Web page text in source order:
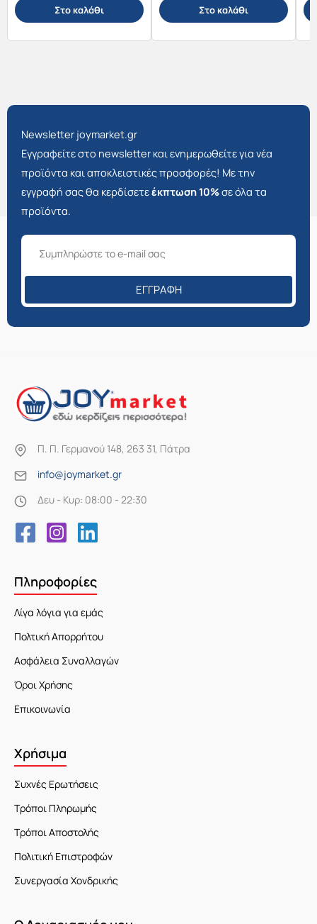
Στο καλάθι Στο καλάθι
Newsletter joymarket.gr
Εγγραφείτε στο newsletter και ενημερωθείτε για νέα
προϊόντα και αποκλειστικές προσφορές! Με την
εγγραφή σας θα κερδίσετεέκπτωση 10%σε όλα τα
προϊόντα.
ΕΓΓΡΑΦΉ
Π. Π. Γερμανού 148, 263 31, Πάτρα
info@joymarket.gr
Δευ - Κυρ: 08:00 - 22:30
Πληροφορίες
Λίγα λόγια για εμάς
Πολτική Απορρήτου
Ασφάλεια Συναλλαγών
Όροι Χρήσης
Επικοινωνία
Χρήσιμα
Συχνές Ερωτήσεις
Τρόποι Πληρωμής
Τρόποι Αποστολής
Πολιτική Επιστροφών
Συνεργασία Χονδρικής